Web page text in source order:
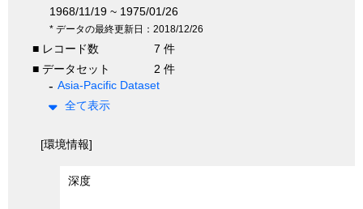
1968/11/19 ~ 1975/01/26
* データの最終更新日：2018/12/26
■ レコード数
7 件
■ データセット
2 件
Asia-Pacific Dataset
全て表示
[環境情報]
深度